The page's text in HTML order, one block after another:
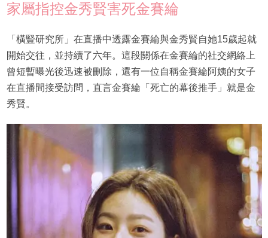
家屬指控金秀賢害死金賽綸
「橫豎研究所」在直播中透露金賽綸與金秀賢自她15歲起就
開始交往，並持續了六年。這段關係在金賽綸的社交網絡上
曾短暫曝光後迅速被刪除，還有一位自稱金賽綸阿姨的女子
在直播間接受訪問，直言金賽綸「死亡的幕後推手」就是金
秀賢。